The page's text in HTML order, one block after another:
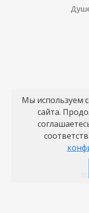
Мы используем
сайта.